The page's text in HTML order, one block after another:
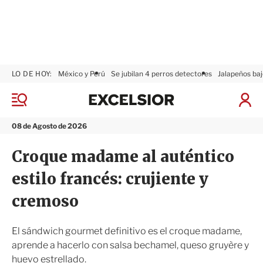
M
n
08 de Agosto de 2026
LO DE HOY: México y Perú Se jubilan 4 perros detectores Jalapeños
I
x
i
r
Croque madame al auténtico
estilo francés: crujiente y
cremoso
El sándwich gourmet definitivo es el croque madame,
aprende a hacerlo con salsa bechamel, queso gruyère y
huevo estrellado.